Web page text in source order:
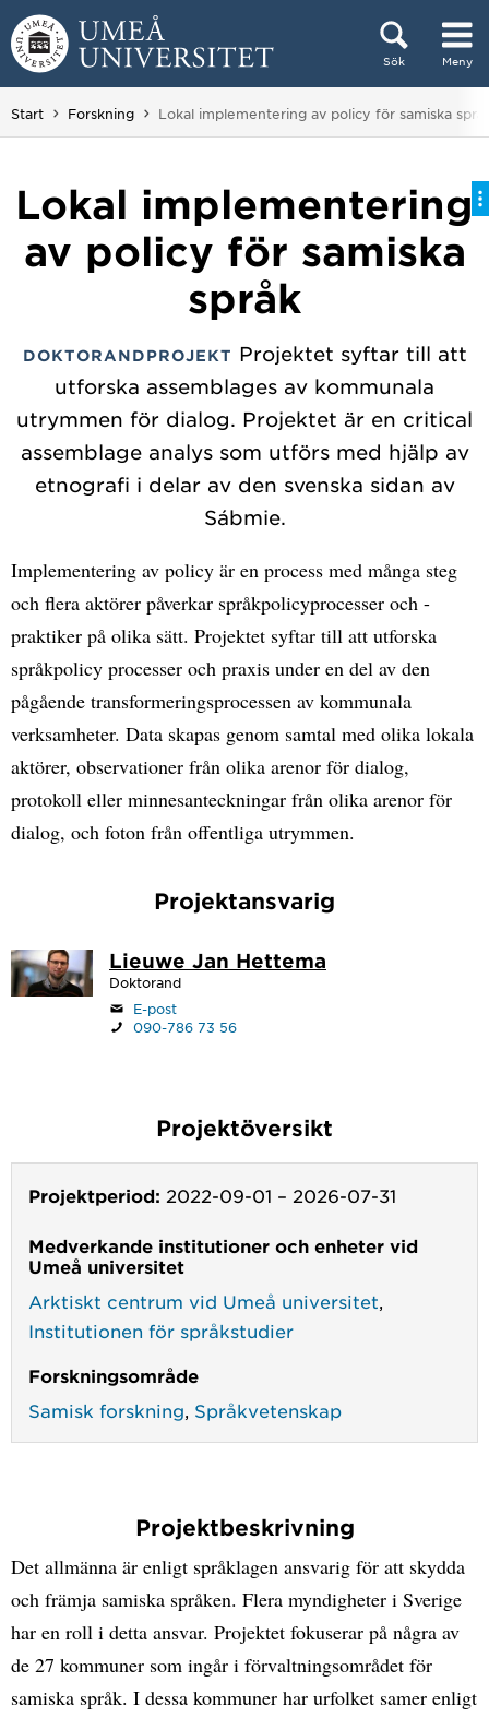
Hoppa direkt till innehållet
Sök Meny
Huvudmenyn dold.
Start Forskning Du är här:
Lokal implementering av policy för samiska
Lokal implementering
av policy för samiska
språk
DOKTORANDPROJEKT Projektet syftar till att
utforska assemblages av kommunala
utrymmen för dialog. Projektet är en critical
assemblage analys som utförs med hjälp av
etnografi i delar av den svenska sidan av
Sábmie.
Implementering av policy är en process med många steg
och flera aktörer påverkar språkpolicyprocesser och -
praktiker på olika sätt. Projektet syftar till att utforska
språkpolicy processer och praxis under en del av den
pågående transformeringsprocessen av kommunala
verksamheter. Data skapas genom samtal med olika lokala
aktörer, observationer från olika arenor för dialog,
protokoll eller minnesanteckningar från olika arenor för
dialog, och foton från offentliga utrymmen.
Projektansvarig
Lieuwe Jan Hettema
Doktorand
E-post
090-786 73 56
Projektöversikt
Projektperiod: 2022-09-01 – 2026-07-31
Medverkande institutioner och enheter vid
Umeå universitet
Arktiskt centrum vid Umeå universitet
Institutionen för språkstudier
Forskningsområde
Samisk forskning Språkvetenskap
Projektbeskrivning
Det allmänna är enligt språklagen ansvarig för att skydda
och främja samiska språken. Flera myndigheter i Sverige
har en roll i detta ansvar. Projektet fokuserar på några av
de 27 kommuner som ingår i förvaltningsområdet för
samiska språk. I dessa kommuner har urfolket samer enligt